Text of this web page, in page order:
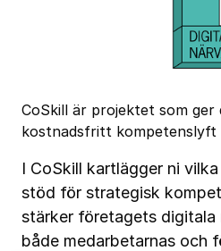
CoSkill är projektet som
kostnadsfritt kompetenslyft
I CoSkill kartlägger ni
stöd för strategisk
stärker företagets digitala
både medarbetarnas och